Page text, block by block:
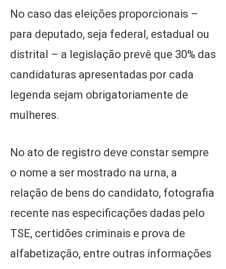
No caso das eleições proporcionais –
para deputado, seja federal, estadual ou
distrital – a legislação prevê que 30% das
candidaturas apresentadas por cada
legenda sejam obrigatoriamente de
mulheres.
No ato de registro deve constar sempre
o nome a ser mostrado na urna, a
relação de bens do candidato, fotografia
recente nas especificações dadas pelo
TSE, certidões criminais e prova de
alfabetização, entre outras informações